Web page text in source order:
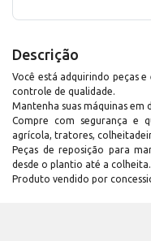
Descrição
Você está adquirindo peças
controle de qualidade.
Mantenha suas máquinas em
Compre com segurança e
agrícola, tratores,
Peças de reposição para
desde o plantio até a colheita.
Produto vendido por